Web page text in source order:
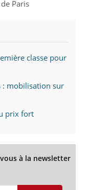
Paris
classe pour
: mobilisation sur
prix fort
à la newsletter